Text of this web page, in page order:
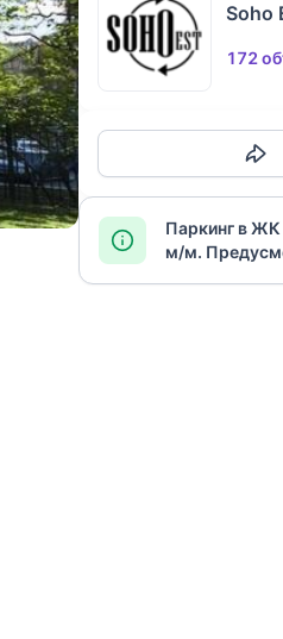
Soho
172
Паркинг в
м/м.